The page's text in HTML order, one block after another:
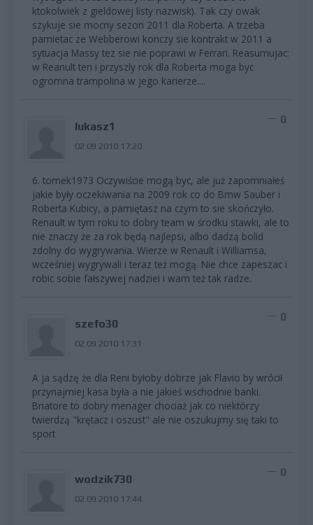
ktokolwiek z gieldowej listy nazwisk). Tak czy owak
szykuje sie mocny sezon 2011 dla Roberta. A trzeba
pamietac ze Webberowi konczy sie kontrakt w 2011 a
sytuacja Massy tez sie nie poprawi w Ferrari. Reasumujac:
w Reanult ten i przyszly rok dla Roberta moga byc
ogromna trampolina w jego karierze....
lukasz1
02.09.2010 17:20
0
6. tomek1973 Oczywiście mogą byc, ale już zapomniałeś
jakie były oczekiwania na 2009 rok co do Bmw Sauber i
Roberta Kubicy, a pamiętasz na czym to sie skończyło.
Renault w tym roku to dobry team w środku stawki, ale to
nie znaczy że za rok będą najlepsi, albo dadzą bolid
zdolny do wygrywania. Wierze w Renault i Williamsa,
wcześniej wygrywali i teraz też mogą. Nie chce zapeszac i
robic sobie fałszywej nadziei i wam też tak radze.
szefo30
02.09.2010 17:31
0
A ja sądzę że dla Reni byłoby dobrze jak Flavio by wrócił
przynajmiej kasa była a nie jakieś wschodnie banki.
Briatore to dobry menager chociaż jak co niektórzy
twierdzą "krętacz i oszust" ale nie oszukujmy się taki to
sport
wodzik730
02.09.2010 17:44
0